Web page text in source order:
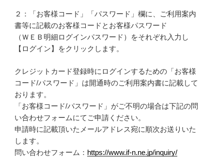
２：「お客様コード」「パスワード」欄に、ご利用案内
書等に記載のお客様コードとお客様パスワード
（ＷＥＢ明細ログインパスワード）をそれぞれ入力し
【ログイン】をクリックします。
クレジットカード登録時にログインするための「お客様
コード/パスワード」は開通時のご利用案内書に記載して
おります。
「お客様コード/パスワード」がご不明の場合は下記の問
い合わせフォームにてご申請ください。
申請時に記載頂いたメールアドレス宛に順次お送りいた
します。
問い合わせフォーム： https://www.if-n.ne.jp/inquiry/